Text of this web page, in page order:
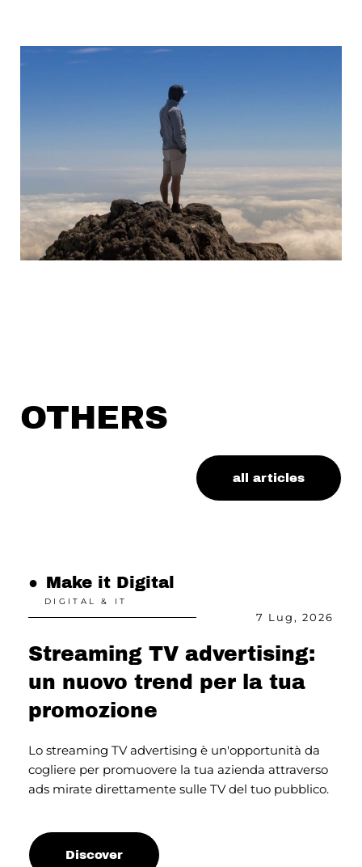
OTHERS
all articles
● Make it Digital
DIGITAL & IT
7 Lug, 2026
Streaming TV advertising:
un nuovo trend per la tua
promozione
Lo streaming TV advertising è un'opportunità da
cogliere per promuovere la tua azienda attraverso
ads mirate direttamente sulle TV del tuo pubblico.
Discover